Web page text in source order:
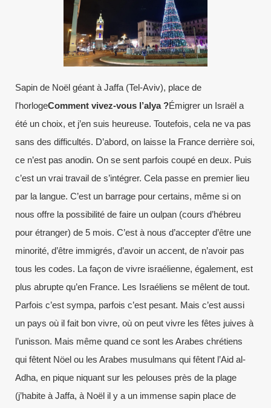
Sapin de Noël géant à Jaffa (Tel-Aviv), place de
l'horlogeComment vivez-vous l’alya ?Émigrer un Israël a
été un choix, et j’en suis heureuse. Toutefois, cela ne va pas
sans des difficultés. D’abord, on laisse la France derrière soi,
ce n’est pas anodin. On se sent parfois coupé en deux. Puis
c’est un vrai travail de s’intégrer. Cela passe en premier lieu
par la langue. C’est un barrage pour certains, même si on
nous offre la possibilité de faire un oulpan (cours d’hébreu
pour étranger) de 5 mois. C’est à nous d’accepter d’être une
minorité, d’être immigrés, d’avoir un accent, de n’avoir pas
tous les codes. La façon de vivre israélienne, également, est
plus abrupte qu’en France. Les Israéliens se mêlent de tout.
Parfois c’est sympa, parfois c’est pesant. Mais c’est aussi
un pays où il fait bon vivre, où on peut vivre les fêtes juives à
l’unisson. Mais même quand ce sont les Arabes chrétiens
qui fêtent Nöel ou les Arabes musulmans qui fêtent l’Aid al-
Adha, en pique niquant sur les pelouses près de la plage
(j’habite à Jaffa, à Noël il y a un immense sapin place de